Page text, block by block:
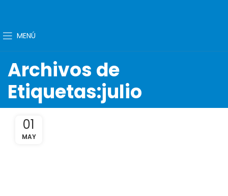
MENÚ
Archivos de
Etiquetas:julio
01
MAY